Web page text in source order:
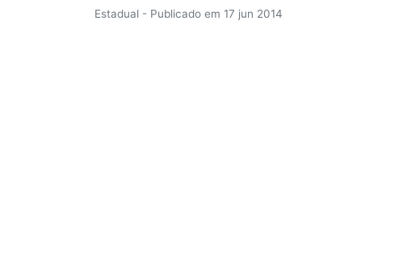
Estadual - Publicado em 17 jun 2014